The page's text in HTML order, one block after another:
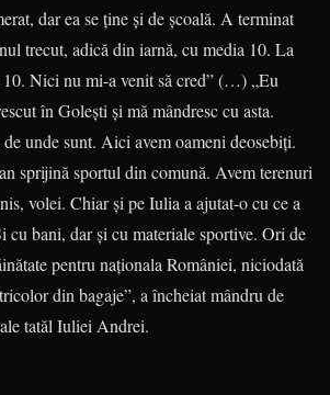
dar ea se ţine şi de şcoală. A terminat
trecut, adică din iarnă, cu media 10. La
10. Nici nu mi-a venit să cred” (…) „Eu
în Goleşti şi mă mândresc cu asta.
unde sunt. Aici avem oameni deosebiţi.
sprijină sportul din comună. Avem terenuri
volei. Chiar şi pe Iulia a ajutat-o cu ce a
cu bani, dar şi cu materiale sportive. Ori de
pentru naţionala României, niciodată
din bagaje”, a încheiat mândru de
tatăl Iuliei Andrei.